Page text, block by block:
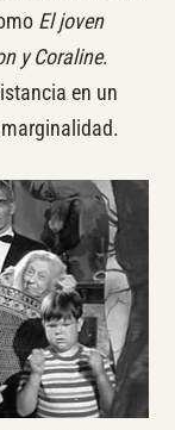
El joven
y Coraline.
en un